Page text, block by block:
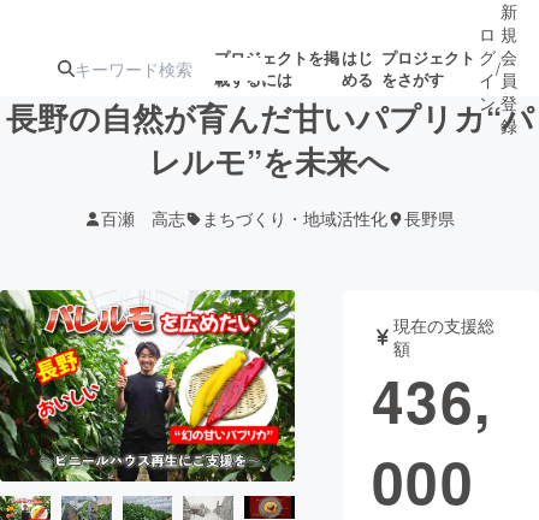
プロジェクトを掲
載するには
はじ
める
プロジェクト
をさがす
注目のリ
ターン
注目の新着プロ
ジェクト
募集終了が近いプ
ロジェクト
されます
アート・写真 音楽
テクノロジー・ガジェット ゲーム・サ
映像・映画
ロ
グ
イ
ン
/
新
規
会
員
登
録
長野の自然が育んだ甘いパプリカ“パ
レルモ”を未来へ
百瀬 高志 まちづくり・地域活性化 長野県
現在の支援総
額
436,
000